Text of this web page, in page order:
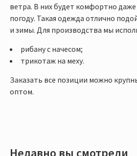
ветра. В них будет комфортно
погоду. Такая одежда отлично
и зимы. Для производства мы
рибану с начесом;
трикотаж на меху.
Заказать все позиции можно
оптом.
Недавно вы смотрели